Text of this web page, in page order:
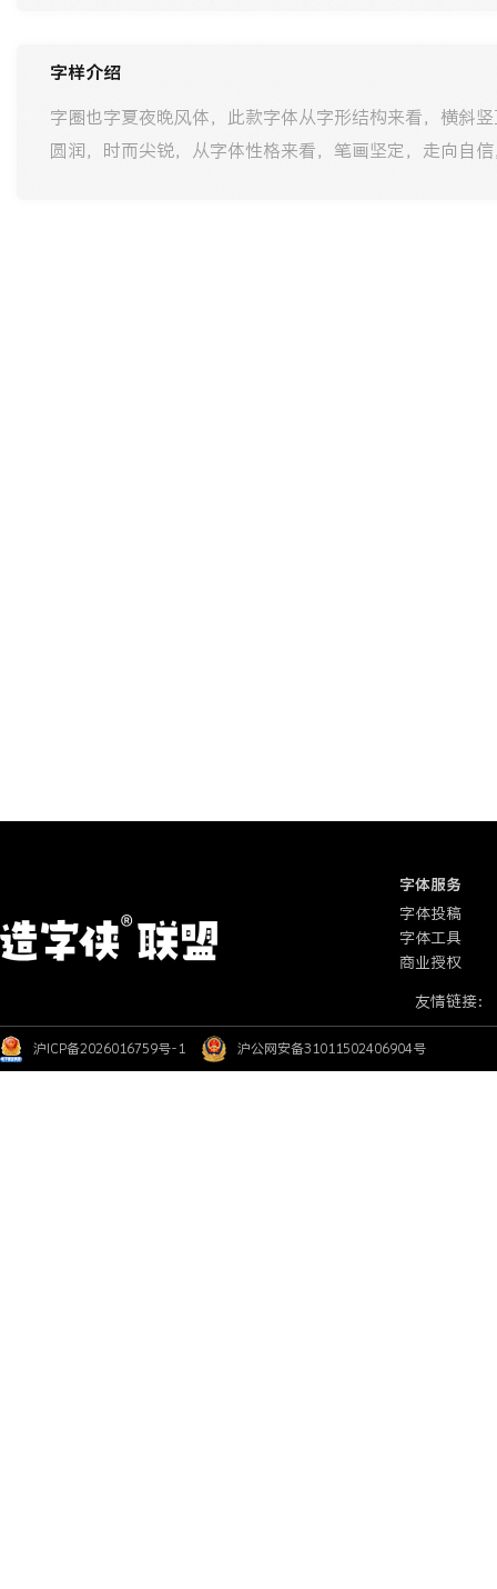
字样介绍
字圈也字夏夜晚风体，此款字体从字形结构来看，横斜
圆润，时而尖锐，从字体性格来看，笔画坚定，走向自
字体服务
字体投稿
字体工具
商业授权
友情链接：
沪ICP备2026016759号-1 沪公网安备31011502406904号